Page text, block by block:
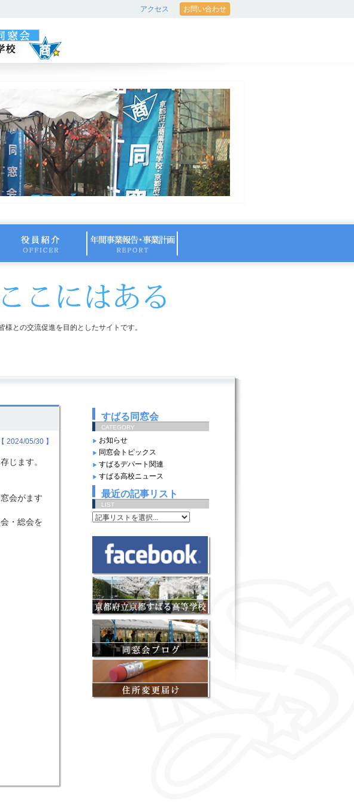
アクセス お問い合わせ
との交流促進を目的としたサイトです。
【 2024/05/30 】
じます。
会がます
・総会を
すばる同窓会
CATEGORY
お知らせ
同窓会トピックス
すばるデパート関連
すばる高校ニュース
最近の記事リスト
LIST